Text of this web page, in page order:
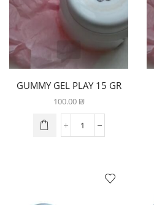
GUMMY GEL PLAY 15 GR
תכלת
100.00 ₪